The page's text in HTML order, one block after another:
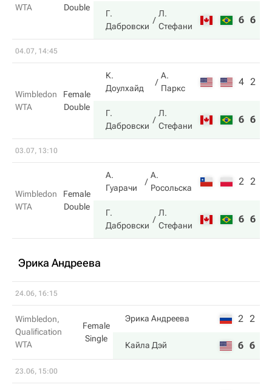
WTA
Double
Г.
Дабровски
Л.
Стефани
6 6
04.07, 14:45
Wimbledon
WTA
Female
Double
К.
Доулхайд
А.
Паркс
4 2
Г.
Дабровски
Л.
Стефани
6 6
03.07, 13:10
Wimbledon
WTA
Female
Double
А.
Гуарачи
А.
Росольска
2 2
Г.
Дабровски
Л.
Стефани
6 6
Эрика Андреева
24.06, 16:15
Wimbledon,
Qualification
WTA
Female
Single
Эрика Андреева 2 2
Кайла Дэй 6 6
23.06, 15:00